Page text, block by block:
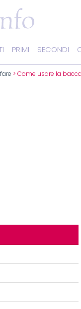
PRIMI SECONDI
> Come usare la